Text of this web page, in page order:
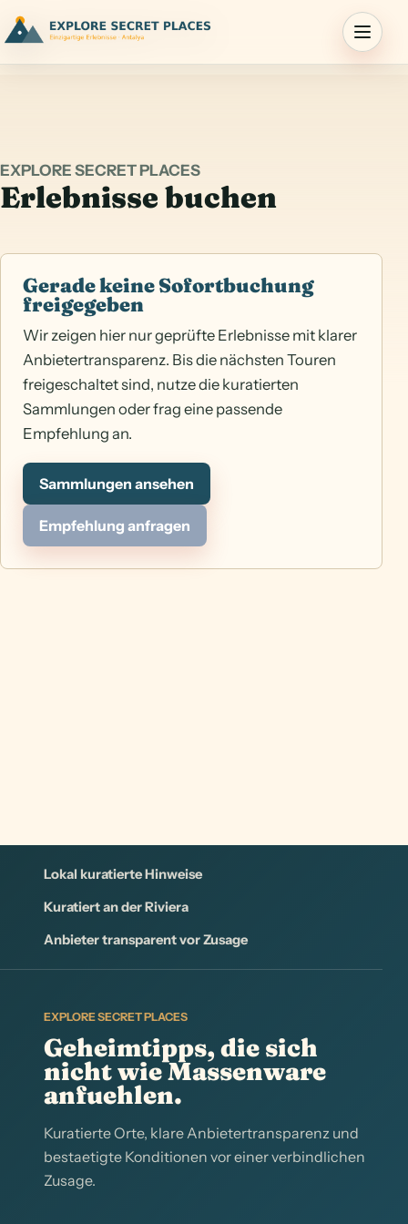
Menue
EXPLORE SECRET PLACES
Erlebnisse buchen
Gerade keine Sofortbuchung
freigegeben
Wir zeigen hier nur geprüfte Erlebnisse mit klarer
Anbietertransparenz. Bis die nächsten Touren
freigeschaltet sind, nutze die kuratierten
Sammlungen oder frag eine passende
Empfehlung an.
Sammlungen ansehen
Empfehlung anfragen
Lokal kuratierte Hinweise
Kuratiert an der Riviera
Anbieter transparent vor Zusage
EXPLORE SECRET PLACES
Geheimtipps, die sich
nicht wie Massenware
anfuehlen.
Kuratierte Orte, klare Anbietertransparenz und
bestaetigte Konditionen vor einer verbindlichen
Zusage.